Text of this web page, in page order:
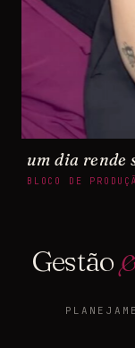
um dia rende
BLOCO DE
Gestão